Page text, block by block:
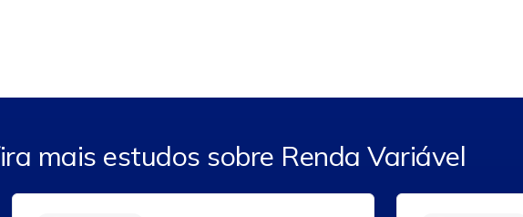
mais estudos sobre Renda Variável